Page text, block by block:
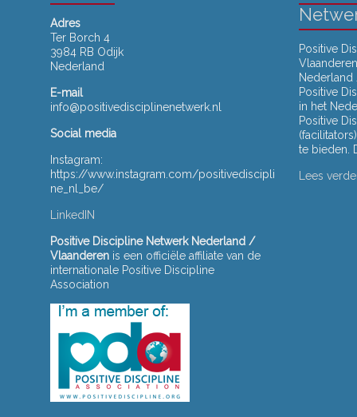
Adres
Ter Borch 4
3984 RB Odijk
Nederland
E-mail
info@positivedisciplinenetwerk.nl
Social media
Instagram:
https://www.instagram.com/positivediscipli
ne_nl_be/
LinkedIN
Positive Discipline Netwerk Nederland /
Vlaanderen is een officiële affiliate van de
internationale Positive Discipline
Association
Positive
Positive
in het
Positive
te bieden.
Lees